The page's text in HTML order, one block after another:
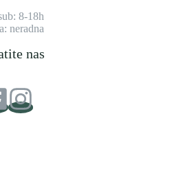
8-18h
neradna
nas